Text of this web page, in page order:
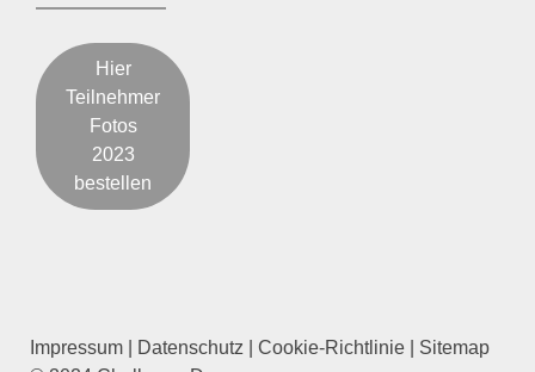
Hier
Teilnehmer
Fotos
2023
bestellen
Impressum Datenschutz Cookie-Richtlinie
Sitemap